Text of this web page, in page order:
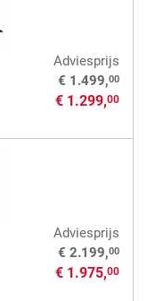
Adviesprijs
€ 1.499,00
€ 1.299,00
Adviesprijs
€ 2.199,00
€ 1.975,00